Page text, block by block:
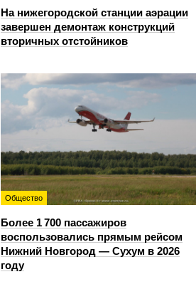
На нижегородской станции аэрации
завершен демонтаж конструкций
вторичных отстойников
Общество
Более 1 700 пассажиров
воспользовались прямым рейсом
Нижний Новгород — Сухум в 2026
году